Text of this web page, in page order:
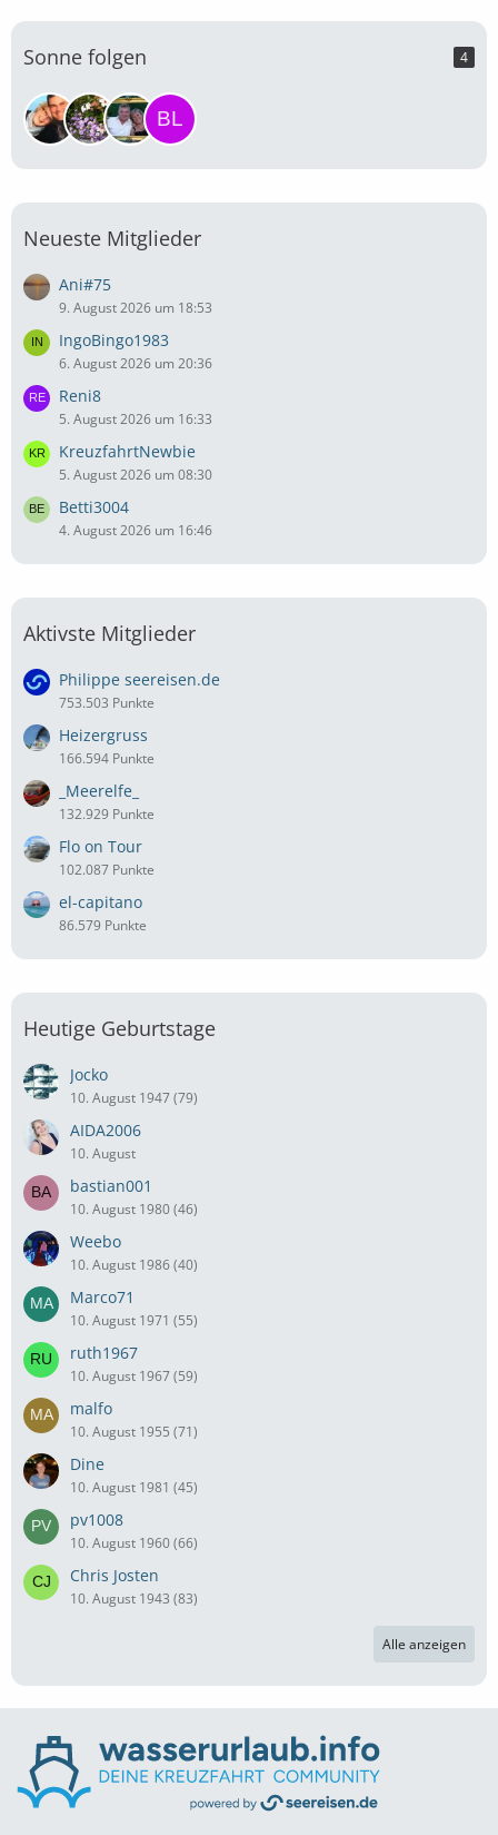
Sonne folgen 4
Neueste Mitglieder
Ani#75
9. August 2026 um 18:53
IngoBingo1983
6. August 2026 um 20:36
Reni8
5. August 2026 um 16:33
KreuzfahrtNewbie
5. August 2026 um 08:30
Betti3004
4. August 2026 um 16:46
Aktivste Mitglieder
Philippe seereisen.de
753.503 Punkte
Heizergruss
166.594 Punkte
_Meerelfe_
132.929 Punkte
Flo on Tour
102.087 Punkte
el-capitano
86.579 Punkte
Heutige Geburtstage
Jocko
10. August 1947 (79)
AIDA2006
10. August
bastian001
10. August 1980 (46)
Weebo
10. August 1986 (40)
Marco71
10. August 1971 (55)
ruth1967
10. August 1967 (59)
malfo
10. August 1955 (71)
Dine
10. August 1981 (45)
pv1008
10. August 1960 (66)
Chris Josten
10. August 1943 (83)
Alle anzeigen